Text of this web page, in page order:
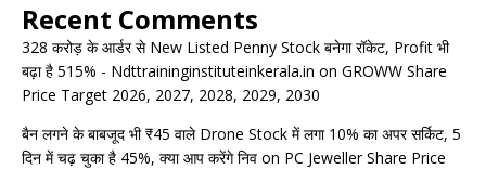
Recent Comments
328 करोड़ के आर्डर से New Listed Penny Stock बनेगा रॉकेट, Profit भी
बढ़ा है 515% - Ndttraininginstituteinkerala.in on GROWW Share
Price Target 2026, 2027, 2028, 2029, 2030
बैन लगने के बाबजूद भी ₹45 वाले Drone Stock में लगा 10% का अपर सर्किट, 5
दिन में चढ़ चुका है 45%, क्या आप करेंगे निव on PC Jeweller Share Price